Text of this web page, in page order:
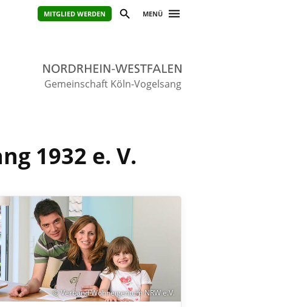
MITGLIED WERDEN MENÜ
Gemeinschaft Köln-Vogelsang
1932 e. V.
© Verband Wohneigentum NRW e.V.